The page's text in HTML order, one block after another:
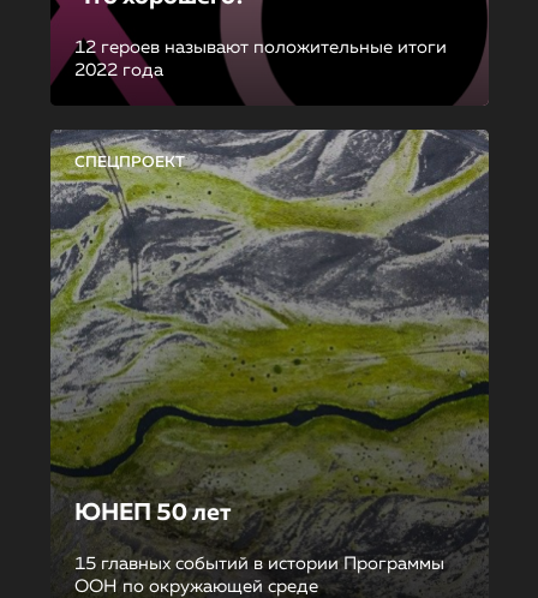
12 героев называют положительные итоги
2022 года
СПЕЦПРОЕКТ
ЮНЕП 50 лет
15 главных событий в истории Программы
ООН по окружающей среде